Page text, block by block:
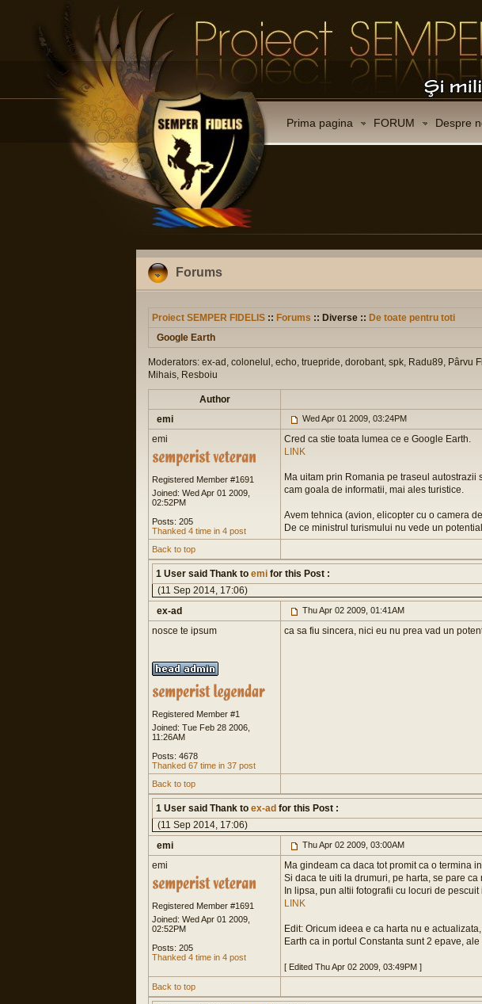
Prima pagina FORUM Despre
Forums
Proiect SEMPER FIDELIS :: Forums :: Diverse :: De toate pentru toti
Google Earth
Moderators: ex-ad, colonelul, echo, truepride, dorobant, spk, Radu89, Pârvu
Mihais, Resboiu
Author
emi
Wed Apr 01 2009, 03:24PM
emi
Registered Member #1691
Joined: Wed Apr 01 2009,
02:52PM
Posts: 205
Thanked 4 time in 4 post
Cred ca stie toata lumea ce e Google Earth.
LINK
Ma uitam prin Romania pe traseul
cam goala de informatii, mai ales turistice.
Avem tehnica (avion, elicopter cu o camera
De ce ministrul turismului nu vede un
Back to top
1 User said Thank to emi for this Post :
(11 Sep 2014, 17:06)
ex-ad
Thu Apr 02 2009, 01:41AM
nosce te ipsum
Registered Member #1
Joined: Tue Feb 28 2006,
11:26AM
Posts: 4678
Thanked 67 time in 37 post
ca sa fiu sincera, nici eu nu prea vad un
Back to top
1 User said Thank to ex-ad for this Post :
(11 Sep 2014, 17:06)
emi
Thu Apr 02 2009, 03:00AM
emi
Registered Member #1691
Joined: Wed Apr 01 2009,
02:52PM
Posts: 205
Thanked 4 time in 4 post
Ma gindeam ca daca tot promit ca o termina
Si daca te uiti la drumuri, pe harta, se pare
In lipsa, pun altii fotografii cu locuri de
LINK
Edit: Oricum ideea e ca harta nu e
Earth ca in portul Constanta sunt 2 epave,
[ Edited Thu Apr 02 2009, 03:49PM ]
Back to top